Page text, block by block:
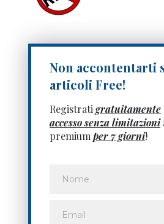
Non accontentarti
articoli Free!
Registrati gratuitamente
accesso senza limitazioni
premium per 7 giorni!